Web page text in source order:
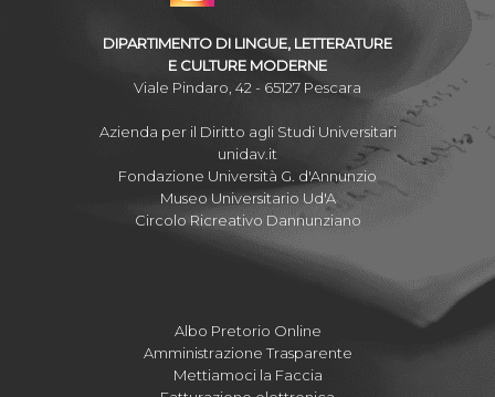
DIPARTIMENTO DI LINGUE, LETTERATURE
E CULTURE MODERNE
Viale Pindaro, 42 - 65127 Pescara
Azienda per il Diritto agli Studi Universitari
unidav.it
Fondazione Università G. d'Annunzio
Museo Universitario Ud'A
Circolo Ricreativo Dannunziano
Albo Pretorio Online
Amministrazione Trasparente
Mettiamoci la Faccia